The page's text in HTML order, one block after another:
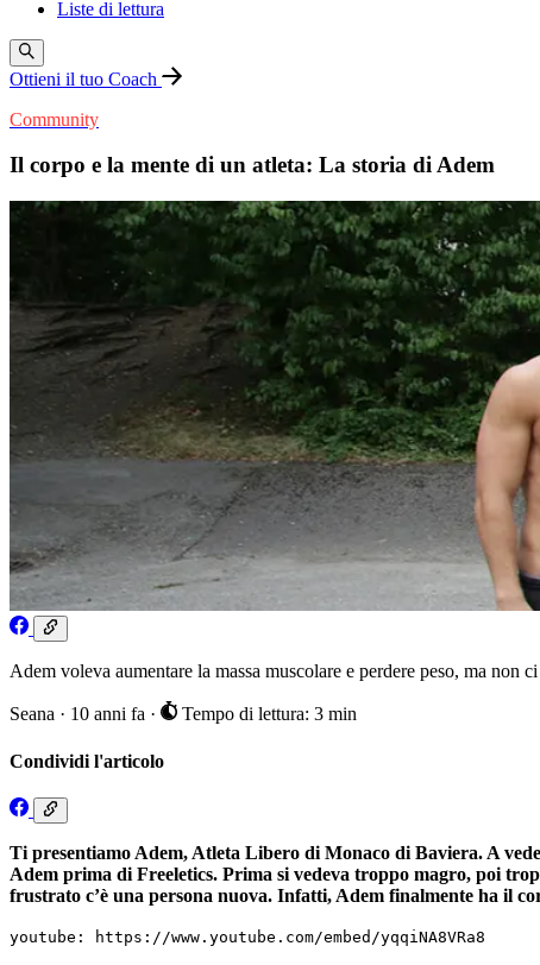
Liste di lettura
Ottieni il tuo Coach
Community
Il corpo e la mente di un atleta: La storia di Adem
Adem voleva aumentare la massa muscolare e perdere peso, ma non
Seana · 10 anni fa · Tempo di lettura: 3 min
Condividi l'articolo
Ti presentiamo Adem, Atleta Libero di Monaco di Baviera. A
Adem prima di Freeletics. Prima si vedeva troppo magro, poi
frustrato c’è una persona nuova. Infatti, Adem finalmente ha il
youtube: https://www.youtube.com/embed/yqqiNA8VRa8